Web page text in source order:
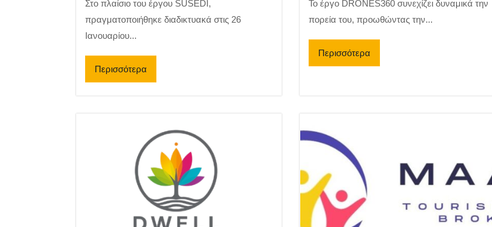
Στο πλαίσιο του έργου SUSEDI,
πραγματοποιήθηκε διαδικτυακά στις 26
Ιανουαρίου...
Περισσότερα
Το έργο DRONES360 συνεχίζει δυναμικά την
πορεία του, προωθώντας την...
Περισσότερα